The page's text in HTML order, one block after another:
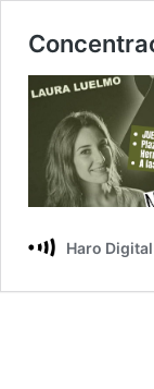
Haro Digital